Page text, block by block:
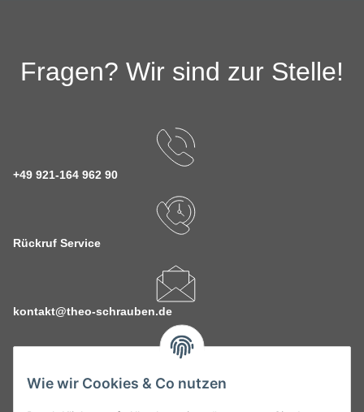
Wie wir Cookies & Co nutzen
Fragen? Wir sind zur Stelle!
+49 921-164 962 90
Rückruf Service
kontakt@theo-schrauben.de